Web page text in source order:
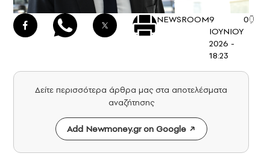
NEWSROOM9
ΙΟΥΝΙΟΥ
2026 -
18:23
0
Δείτε περισσότερα άρθρα μας στα αποτελέσματα
αναζήτησης
Add Newmoney.gr on Google